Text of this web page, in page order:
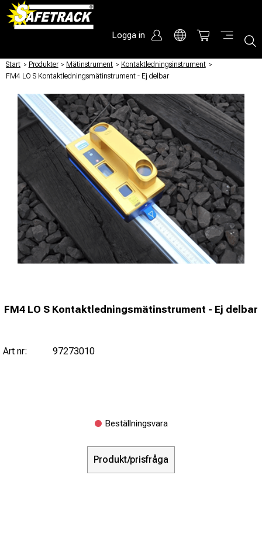
Logga in
Start / Produkter / Mätinstrument / Kontaktledningsinstrument /
FM4 LO S Kontaktledningsmätinstrument - Ej delbar
FM4 LO S Kontaktledningsmätinstrument - Ej delbar
Art nr: 97273010
Beställningsvara
Produkt/prisfråga